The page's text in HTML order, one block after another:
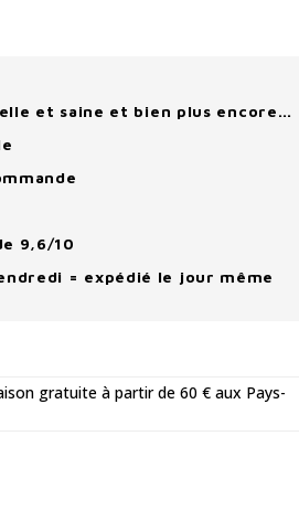
et saine et bien plus encore…
9,6/10
= expédié le jour même
gratuite à partir de 60 € aux Pays-